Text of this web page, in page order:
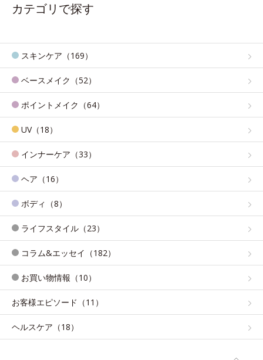
カテゴリで探す
スキンケア（169）
ベースメイク（52）
ポイントメイク（64）
UV（18）
インナーケア（33）
ヘア（16）
ボディ（8）
ライフスタイル（23）
コラム&エッセイ（182）
お買い物情報（10）
お客様エピソード（11）
ヘルスケア（18）